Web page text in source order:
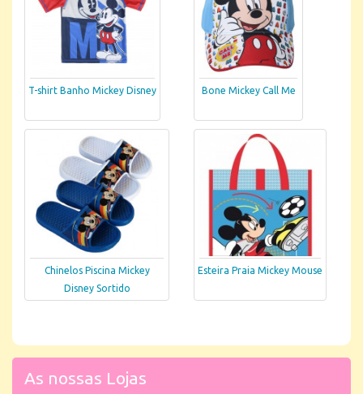
T-shirt Banho Mickey Disney Bone Mickey Call Me
Chinelos Piscina Mickey
Disney Sortido
Esteira Praia Mickey Mouse
As nossas Lojas